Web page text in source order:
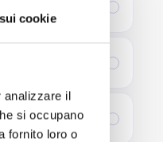
cookie
analizzare il
si occupano
fornito loro o